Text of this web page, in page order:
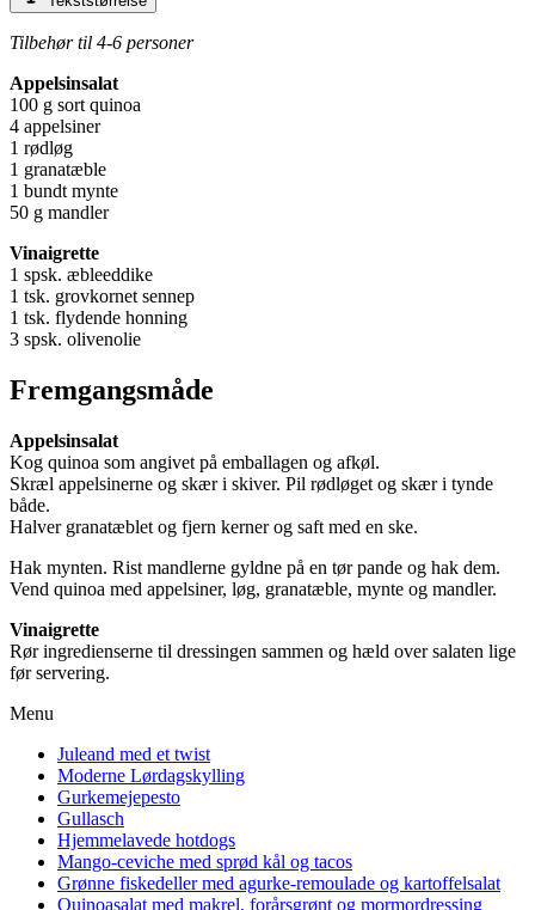
Tilbehør til 4-6 personer
Appelsinsalat
100 g sort quinoa
4 appelsiner
1 rødløg
1 granatæble
1 bundt mynte
50 g mandler
Vinaigrette
1 spsk. æbleeddike
1 tsk. grovkornet sennep
1 tsk. flydende honning
3 spsk. olivenolie
Fremgangsmåde
Appelsinsalat
Kog quinoa som angivet på emballagen og afkøl.
Skræl appelsinerne og skær i skiver. Pil rødløget og skær i tynde
både.
Halver granatæblet og fjern kerner og saft med en ske.
Hak mynten. Rist mandlerne gyldne på en tør pande og hak dem.
Vend quinoa med appelsiner, løg, granatæble, mynte og mandler.
Vinaigrette
Rør ingredienserne til dressingen sammen og hæld over salaten lige
før servering.
Menu
Juleand med et twist
Moderne Lørdagskylling
Gurkemejepesto
Gullasch
Hjemmelavede hotdogs
Mango-ceviche med sprød kål og tacos
Grønne fiskedeller med agurke-remoulade og kartoffelsalat
Quinoasalat med makrel, forårsgrønt og mormordressing